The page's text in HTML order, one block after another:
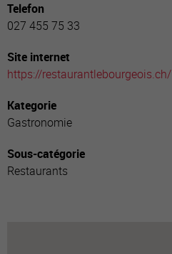
Telefon
027 455 75 33
Site internet
https://restaurantlebourgeois.ch/
Kategorie
Gastronomie
Sous-catégorie
Restaurants